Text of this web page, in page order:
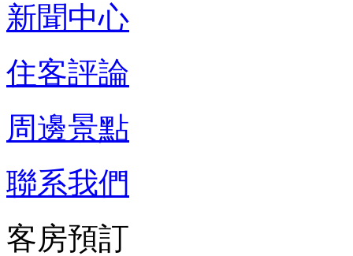
新聞中心
住客評論
周邊景點
聯系我們
客房預訂